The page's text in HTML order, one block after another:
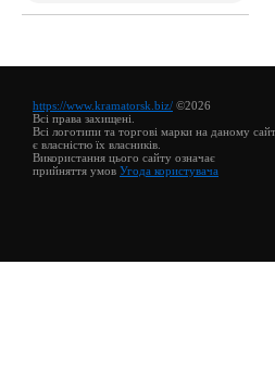
https://www.kramatorsk.biz/ ©2026
Всі права захищені.
Всі логотипи та торгові марки на даному
є власністю їх власників.
Використання цього сайту означає
прийняття умов Угода користувача